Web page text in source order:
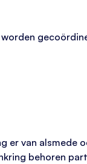
er van alsmede
behoren